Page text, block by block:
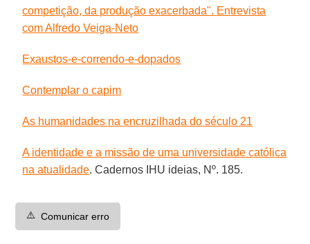
competição, da produção exacerbada". Entrevista
com Alfredo Veiga-Neto
Exaustos-e-correndo-e-dopados
Contemplar o capim
As humanidades na encruzilhada do século 21
A identidade e a missão de uma universidade católica
na atualidade. Cadernos IHU ideias, Nº. 185.
⚠️ Comunicar erro